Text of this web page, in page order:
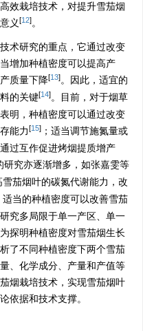
效栽培技术，对提升雪茄烟
义[12]。
术研究的重点，它通过改变
增加种植密度可以提高产
质量下降[13]。因此，适宜的
的关键[14]。目前，对于烟草
明，种植密度可以通过改变
能力[15] ；适当调节施氮量或
过互作促进烤烟提质增产
研究亦逐渐增多，如张嘉雯等
茄烟叶的碳氮代谢能力，改
适当的种植密度可以改善雪茄
究多局限于单一产区、单一
探明种植密度对雪茄烟生长
了不同种植密度下两个雪茄
、化学成分、产量和产值等
烟栽培技术，实现雪茄烟叶
依据和技术支撑。